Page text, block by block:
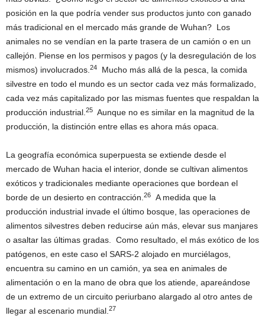
posición en la que podría vender sus productos junto con ganado
más tradicional en el mercado más grande de Wuhan? Los
animales no se vendían en la parte trasera de un camión o en un
callejón. Piense en los permisos y pagos (y la desregulación de los
mismos) involucrados. 24
Mucho más allá de la pesca, la comida
silvestre en todo el mundo es un sector cada vez más formalizado,
cada vez más capitalizado por las mismas fuentes que respaldan la
producción industrial. 25 Aunque no es similar en la magnitud de la
producción, la distinción entre ellas es ahora más opaca.
La geografía económica superpuesta se extiende desde el
mercado de Wuhan hacia el interior, donde se cultivan alimentos
exóticos y tradicionales mediante operaciones que bordean el
borde de un desierto en contracción. 26
A medida que la
producción industrial invade el último bosque, las operaciones de
alimentos silvestres deben reducirse aún más, elevar sus manjares
o asaltar las últimas gradas. Como resultado, el más exótico de los
patógenos, en este caso el SARS-2 alojado en murciélagos,
encuentra su camino en un camión, ya sea en animales de
alimentación o en la mano de obra que los atiende, apareándose
de un extremo de un circuito periurbano alargado al otro antes de
llegar al escenario mundial. 27